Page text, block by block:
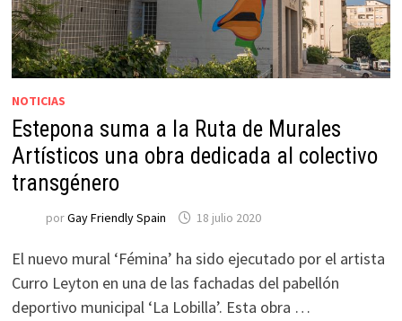
NOTICIAS
Estepona suma a la Ruta de Murales
Artísticos una obra dedicada al colectivo
transgénero
porGay Friendly Spain 18 julio 2020
El nuevo mural ‘Fémina’ ha sido ejecutado por el artista
Curro Leyton en una de las fachadas del pabellón
deportivo municipal ‘La Lobilla’. Esta obra …